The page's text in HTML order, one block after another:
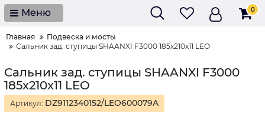
Меню 0
Главная
Подвеска и мосты
Сальник зад. ступицы SHAANXI F3000 185x210x11 LEO
Сальник зад. ступицы SHAANXI F3000
185x210x11 LEO
Артикул: DZ9112340152/LEO600079A